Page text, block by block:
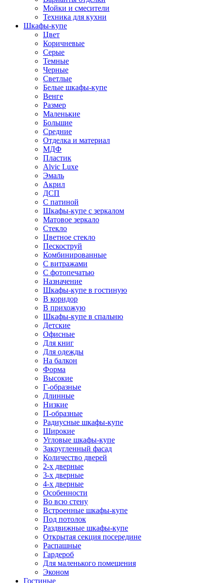
Мойки и смесители
Техника для кухни
Шкафы-купе
Цвет
Коричневые
Серые
Темные
Черные
Светлые
Белые шкафы-купе
Венге
Размер
Маленькие
Большие
Средние
Отделка и материал
МДФ
Пластик
Alvic Luxe
Эмаль
Акрил
ДСП
С патиной
Шкафы-купе с зеркалом
Матовое зеркало
Стекло
Цветное стекло
Пескоструй
Комбинированные
С витражами
С фотопечатью
Назначение
Шкафы-купе в гостиную
В коридор
В прихожую
Шкафы-купе в спальню
Детские
Офисные
Для книг
Для одежды
На балкон
Форма
Высокие
Г-образные
Длинные
Низкие
П-образные
Радиусные шкафы-купе
Широкие
Угловые шкафы-купе
Закругленный фасад
Количество дверей
2-х дверные
3-х дверные
4-х дверные
Особенности
Во всю стену
Встроенные шкафы-купе
Под потолок
Раздвижные шкафы-купе
Открытая секция посередине
Распашные
Гардероб
Для маленького помещения
Эконом
Гостиные